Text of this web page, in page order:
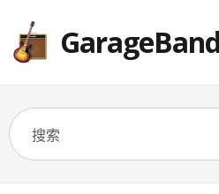
GarageBand